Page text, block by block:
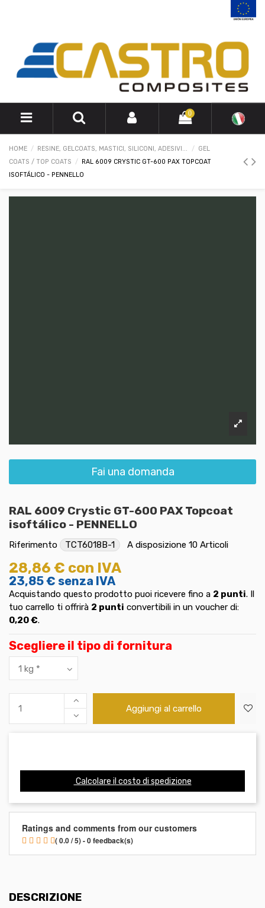
0
HOME RESINE, GELCOATS, MASTICI, SILICONI, ADESIVI...
GEL
COATS / TOP COATS
RAL 6009 CRYSTIC GT-600 PAX TOPCOAT
ISOFTÁLICO - PENNELLO
Fai una domanda
RAL 6009 Crystic GT-600 PAX Topcoat
isoftálico - PENNELLO
Riferimento TCT6018B-1 A disposizione 10 Articoli
28,86 € con IVA
23,85 € senza IVA
Acquistando questo prodotto puoi ricevere fino a 2 punti. Il
tuo carrello ti offrirà 2 punti convertibili in un voucher di:
0,20 €.
Scegliere il tipo di fornitura
Aggiungi al carrello
Calcolare il costo di spedizione
Ratings and comments from our customers
( 0.0 / 5) - 0 feedback(s)
DESCRIZIONE